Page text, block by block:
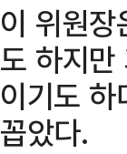
이 위원
도 하지
이기도
꼽았다.